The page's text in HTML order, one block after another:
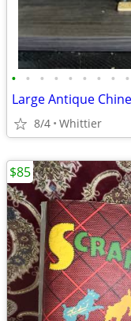
• • • • • • • • •
8/4 Whittier
$85